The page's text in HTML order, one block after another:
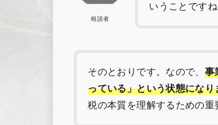
相談者
いうことですね
そのとおりです。なので、 事
っている」という状態になり
税の本質を理解するための重